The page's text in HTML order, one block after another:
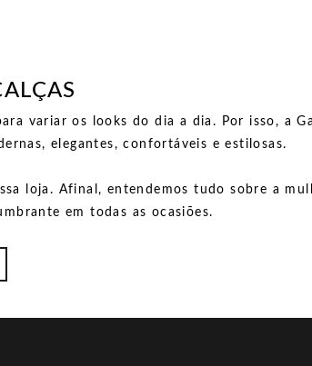
variar os looks do dia a dia. Por isso, a
elegantes, confortáveis e estilosas.
loja. Afinal, entendemos tudo sobre a
em todas as ocasiões.